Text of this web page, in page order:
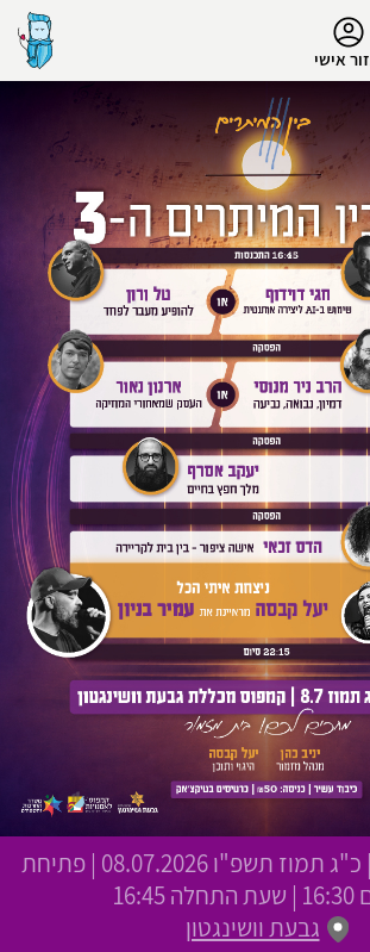
אישי
הפרופיל שלי
התנתק
| כ"ג תמוז תשפ"ו
08.07.2026 | פתיחת
גבעת וושינגטון